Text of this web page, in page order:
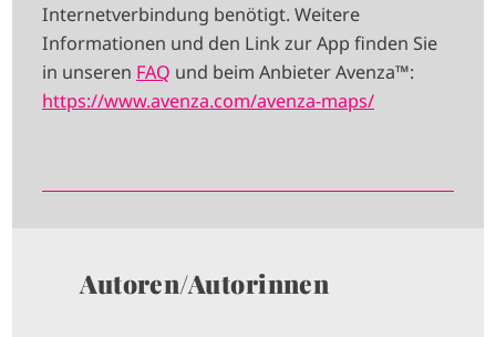
Internetverbindung benötigt. Weitere
Informationen und den Link zur App finden Sie
in unseren FAQ und beim Anbieter Avenza™:
https://www.avenza.com/avenza-maps/
Autoren/Autorinnen